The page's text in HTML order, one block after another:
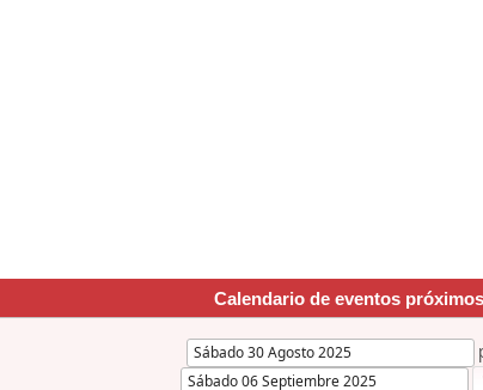
Calendario de eventos próximos